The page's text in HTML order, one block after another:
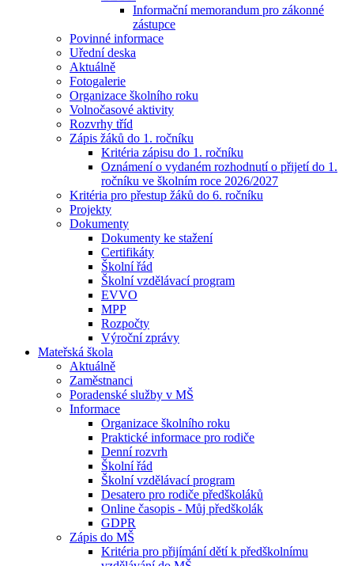
Informační memorandum pro zákonné
zástupce
Povinné informace
Uřední deska
Aktuálně
Fotogalerie
Organizace školního roku
Volnočasové aktivity
Rozvrhy tříd
Zápis žáků do 1. ročníku
Kritéria zápisu do 1. ročníku
Oznámení o vydaném rozhodnutí o přijetí do 1.
ročníku ve školním roce 2026/2027
Kritéria pro přestup žáků do 6. ročníku
Projekty
Dokumenty
Dokumenty ke stažení
Certifikáty
Školní řád
Školní vzdělávací program
EVVO
MPP
Rozpočty
Výroční zprávy
Mateřská škola
Aktuálně
Zaměstnanci
Poradenské služby v MŠ
Informace
Organizace školního roku
Praktické informace pro rodiče
Denní rozvrh
Školní řád
Školní vzdělávací program
Desatero pro rodiče předškoláků
Online časopis - Můj předškolák
GDPR
Zápis do MŠ
Kritéria pro přijímání dětí k předškolnímu